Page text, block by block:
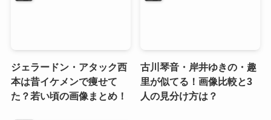
ジェラードン・アタック西
本は昔イケメンで痩せて
た？若い頃の画像まとめ！
古川琴音・岸井ゆきの・趣
里が似てる！画像比較と3
人の見分け方は？